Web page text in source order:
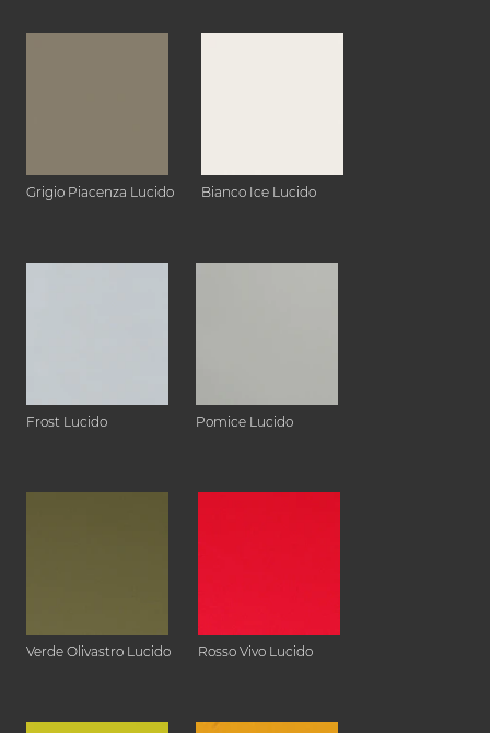
Grigio Piacenza Lucido Bianco Ice Lucido
Frost Lucido Pomice Lucido
Verde Olivastro Lucido Rosso Vivo Lucido